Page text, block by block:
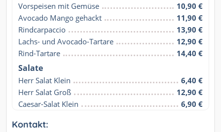
Vorspeisen mit Gemüse
10,90 €
Avocado Mango gehackt
11,90 €
Rindcarpaccio
13,90 €
Lachs- und Avocado-Tartare
12,90 €
Rind-Tartare
14,40 €
Salate
Herr Salat Klein
6,40 €
Herr Salat Groß
12,90 €
Caesar-Salat Klein
6,90 €
Kontakt: